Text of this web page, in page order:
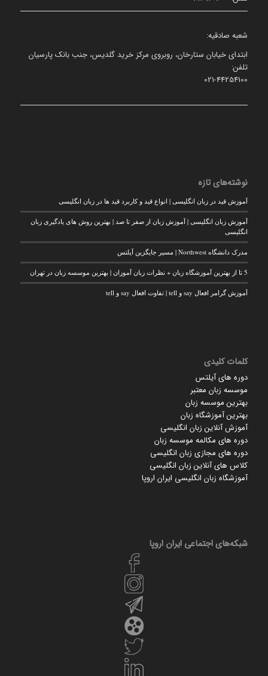
شعبه صادقیه:
ابتدای خیابان ستارخان، روبروی مرکز خرید گلدیس، جنب بانک پارسیان
تلفن:
021-44254100
نوشته‌های تازه
آموزش قید در زبان انگلیسی | انواع قید و کاربرد قید ها در زبان انگلیسی
آموزش زبان انگلیسی | آموزش زبان از صفر تا صد | بهترین روش های یادگیری زبان
انگلیسی
مدرک دانشگاه Northwest | مسیر جایگزین آیلتس
5 تا از بهترین آموزشگاه زبان + نظرات زبان آموزان | بهترین موسسه زبان در تهران
آموزش گرامر افعال say و tell | تفاوت افعال say و tell
کلمات کلیدی
دوره های آیلتس
موسسه زبان معتبر
بهترین موسسه زبان
بهترین آموزشگاه زبان
آموزش آنلاین زبان انگلیسی
دوره های مکالمه موسسه زبان
دوره های مجازی زبان انگلیسی
کلاس های آنلاین زبان انگلیسی
آموزشگاه زبان انگلیسی ایران اروپا
شبکه‌های اجتماعی ایران‌ اروپا